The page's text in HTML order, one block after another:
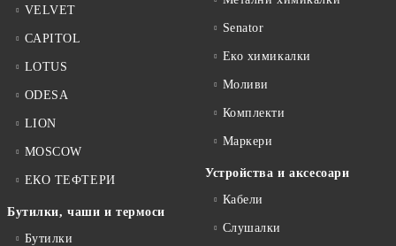
VELVET
CAPITOL
LOTUS
ODESA
LION
MOSCOW
ЕКО ТЕФТЕРИ
Бутилки, чаши и термоси
Бутилки
Senator
Еко химикалки
Моливи
Комплекти
Маркери
Устройства и аксесоари
Кабели
Слушалки